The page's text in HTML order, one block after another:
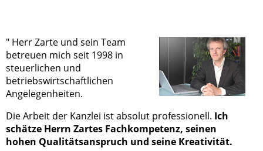
" Herr Zarte und sein Team
betreuen mich seit 1998 in
steuerlichen und
betriebswirtschaftlichen
Angelegenheiten.
Die Arbeit der Kanzlei ist absolut professionell. Ich
schätze Herrn Zartes Fachkompetenz, seinen
hohen Qualitätsanspruch und seine Kreativität.